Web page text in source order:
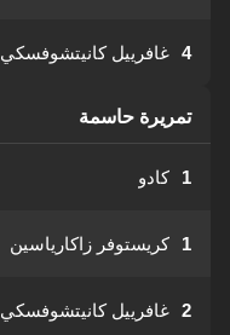
4 غافرييل كانيتشوفسكي
تمريرة حاسمة
1 كادو
1 كريستوفر زاكارياسين
2 غافرييل كانيتشوفسكي